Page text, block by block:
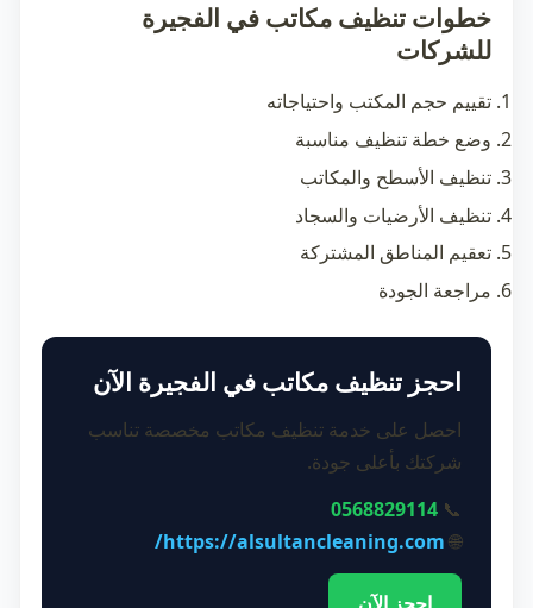
خطوات تنظيف مكاتب في الفجيرة
للشركات
تقييم حجم المكتب واحتياجاته
وضع خطة تنظيف مناسبة
تنظيف الأسطح والمكاتب
تنظيف الأرضيات والسجاد
تعقيم المناطق المشتركة
مراجعة الجودة
احجز تنظيف مكاتب في الفجيرة الآن
احصل على خدمة تنظيف مكاتب مخصصة تناسب
شركتك بأعلى جودة.
📞
0568829114
🌐
https://alsultancleaning.com/
احجز الآن